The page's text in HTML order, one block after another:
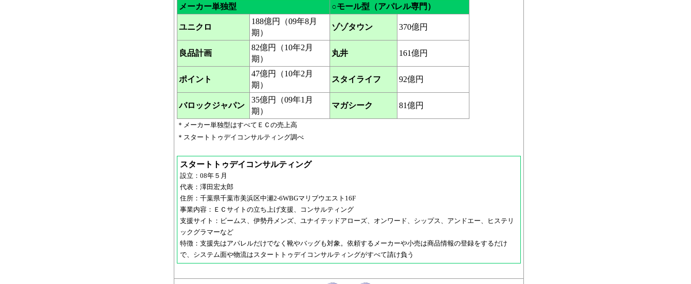
メーカー単独型
○モール型（アパレル専門）
ユニクロ
188億円（09年8月
期）
ゾゾタウン 370億円
良品計画
82億円（10年2月
期）
丸井 161億円
ポイント
47億円（10年2月
期）
スタイライフ 92億円
バロックジャパン
35億円（09年1月
期）
マガシーク 81億円
＊メーカー単独型はすべてＥＣの売上高
＊スタートトゥデイコンサルティング調べ
スタートトゥデイコンサルティング
設立：08年５月
代表：澤田宏太郎
住所：千葉県千葉市美浜区中瀬2-6WBGマリブウエスト16F
事業内容：ＥＣサイトの立ち上げ支援、コンサルティング
支援サイト：ビームス、伊勢丹メンズ、ユナイテッドアローズ、オンワード、シップス、アンドエー、ヒステリ
ックグラマーなど
特徴：支援先はアパレルだけでなく靴やバッグも対象。依頼するメーカーや小売は商品情報の登録をするだけ
で、システム面や物流はスタートトゥデイコンサルティングがすべて請け負う